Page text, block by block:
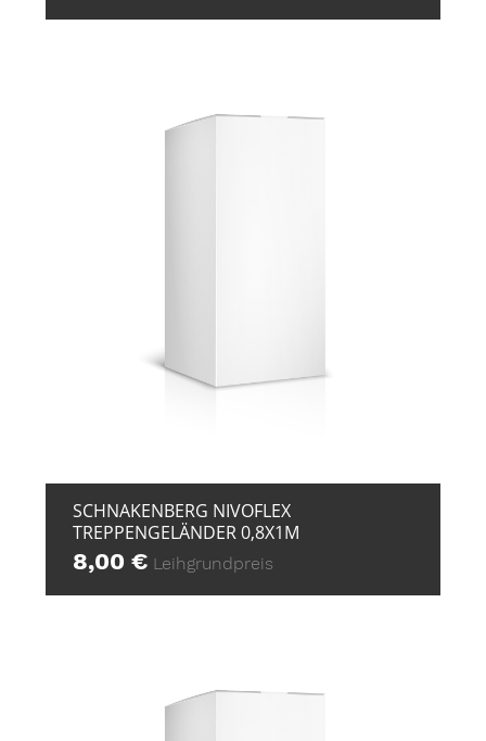
SCHNAKENBERG NIVOFLEX
TREPPENGELÄNDER 0,8X1M
8,00€ Leihgrundpreis